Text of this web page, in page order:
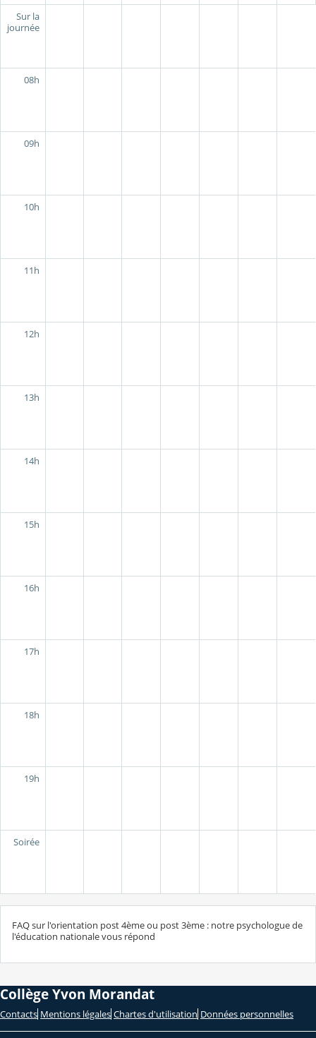
Sur la
journée
08h
09h
10h
11h
12h
13h
14h
15h
16h
17h
18h
19h
Soirée
FAQ sur l'orientation post 4ème ou post 3ème : notre psychologue de
l'éducation nationale vous répond
Collège Yvon Morandat
Contacts Mentions légales Chartes d'utilisation Données personnelles